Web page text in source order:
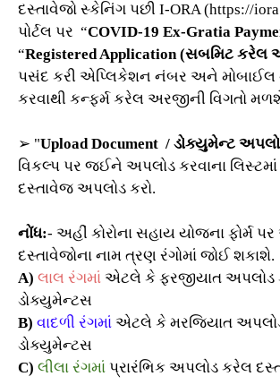
દસ્તાવેજો સ્કેનિંગ પછી I-ORA (https://
પોર્ટલ પર “COVID-19 Ex-Gratia
“Registered Application (સબમિટ કરેલ
પસંદ કરી એપ્લિકેશન નંબર અને મોબાઈલ
કરવાથી કન્ફર્મ કરેલ અરજીની વિગતો
➢ "Upload Document / ડોક્યુમેન્ટ
વિકલ્પ પર જઈને અપલોડ કરવાના
દસ્તાવેજ અપલોડ કરો.
નોંધ:- અહીં કોરોના સહાય યોજના ફોર્મ
દસ્તાવેજોના નામ ત્રણ રંગોમાં જોઈ શકાશે.
A) લાલ રંગમાં એટલે કે ફરજીયાત અપલોડ
ડોક્યુમેન્ટસ
B) વાદળી રંગમાં એટલે કે મરજિયાત
ડોક્યુમેન્ટસ
C) લીલા રંગમાં પ્રારંભિક અપલોડ કરેલ